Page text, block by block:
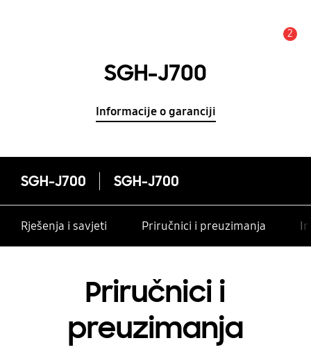
2
SGH-J700
Informacije o garanciji
SGH-J700 SGH-J700
Rješenja i savjeti Priručnici i preuzimanja
Priručnici i
preuzimanja